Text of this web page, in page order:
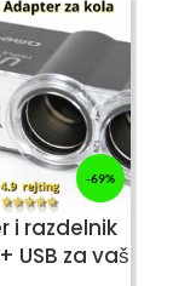
-69%
i razdelnik
USB za vaš